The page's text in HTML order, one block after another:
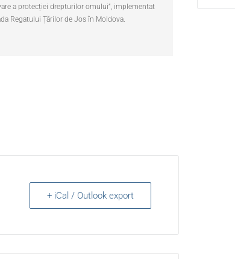
a protecției drepturilor omului”, implementat
Regatului Țărilor de Jos în Moldova.
+ iCal / Outlook export